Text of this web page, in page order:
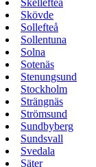
Skellefteå
Skövde
Sollefteå
Sollentuna
Solna
Sotenäs
Stenungsund
Stockholm
Strängnäs
Strömsund
Sundbyberg
Sundsvall
Svedala
Säter